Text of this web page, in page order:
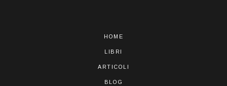
HOME
LIBRI
ARTICOLI
BLOG